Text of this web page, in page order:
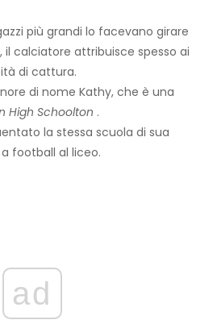
più grandi lo facevano girare
il calciatore attribuisce spesso ai
di cattura.
di nome Kathy, che è una
High Schoolton .
la stessa scuola di sua
football al liceo.
ad